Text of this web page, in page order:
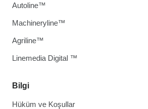
Bilgi
Hüküm ve Koşullar
Autoline™
Machineryline™
Agriline™
Linemedia Digital ™